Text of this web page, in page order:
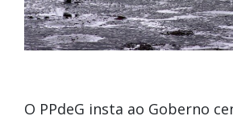
O PPdeG insta ao Goberno